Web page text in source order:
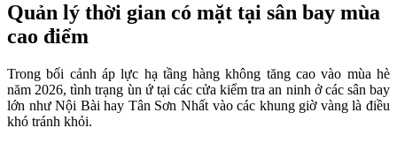
Quản lý thời gian có mặt tại sân bay mùa
cao điểm
Trong bối cảnh áp lực hạ tầng hàng không tăng cao vào mùa hè
năm 2026, tình trạng ùn ứ tại các cửa kiểm tra an ninh ở các sân bay
lớn như Nội Bài hay Tân Sơn Nhất vào các khung giờ vàng là điều
khó tránh khỏi.